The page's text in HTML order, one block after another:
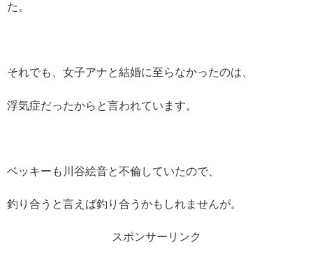
た。
それでも、女子アナと結婚に至らなかったのは、
浮気症だったからと言われています。
ベッキーも川谷絵音と不倫していたので、
釣り合うと言えば釣り合うかもしれませんが。
スポンサーリンク